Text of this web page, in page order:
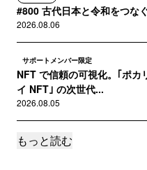
#800 古代日本と令和をつな
2026.08.06
サポートメンバー限定
NFT で信頼の可視化。｢ポカ
イ NFT｣ の次世代...
2026.08.05
サポートメンバー限定
もっと読む